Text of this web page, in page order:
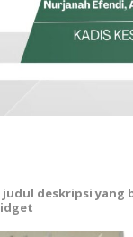
deskripsi yang